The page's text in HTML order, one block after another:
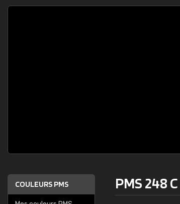
COULEURS PMS PMS 248 C